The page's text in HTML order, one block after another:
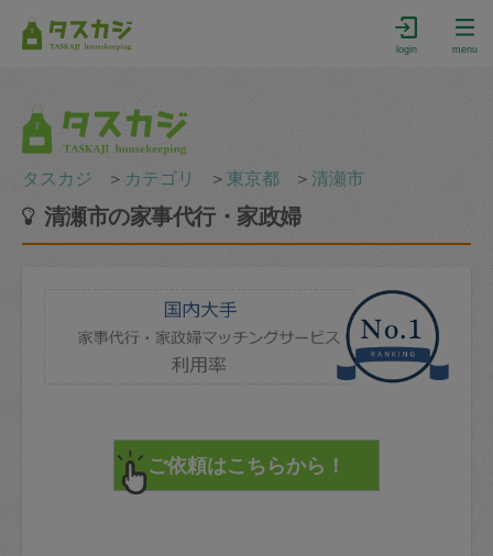
login menu
タスカジ ＞ カテゴリ ＞ 東京都 ＞清瀬市
清瀬市の家事代行・家政婦